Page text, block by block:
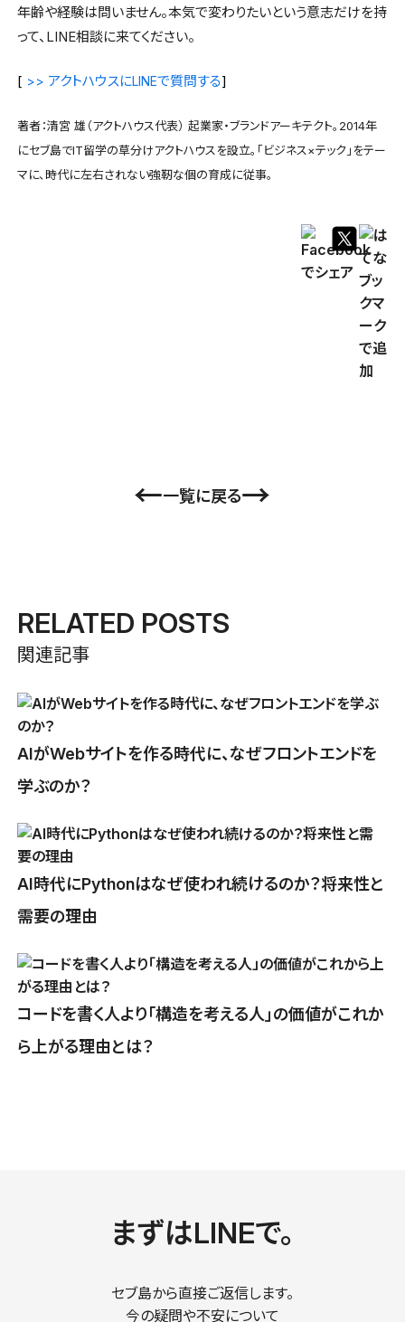
年齢や経験は問いません。本気で変わりたいという意志だけを持
って、LINE相談に来てください。
[ >> アクトハウスにLINEで質問する]
著者：清宮 雄（アクトハウス代表） 起業家・ブランドアーキテクト。2014年
にセブ島でIT留学の草分けアクトハウスを設立。「ビジネス×テック」をテー
マに、時代に左右されない強靭な個の育成に従事。
←一覧に戻る→
RELATED POSTS
関連記事
AIがWebサイトを作る時代に、なぜフロントエンドを
学ぶのか？
AI時代にPythonはなぜ使われ続けるのか？将来性と
需要の理由
コードを書く人より「構造を考える人」の価値がこれか
ら上がる理由とは？
まずはLINEで。
セブ島から直接ご返信します。
今の疑問や不安について